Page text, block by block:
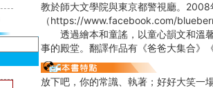
教於師大文學院與東京都警視廳。
（https://www.facebook.com/
透過繪本和童謠，以童心韻文和溫馨
事的殿堂。翻譯作品有《爸爸大集合》
放下吧，你的常識、執著；好好大笑一